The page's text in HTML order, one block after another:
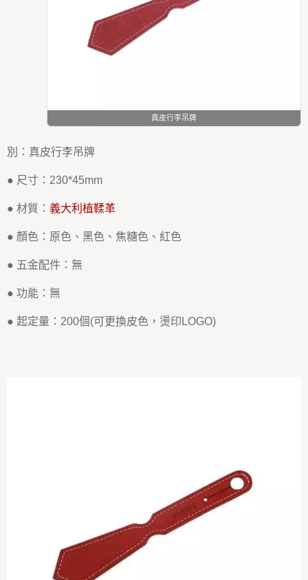
真皮行李吊牌
別：真皮行李吊牌
● 尺寸：230*45mm
● 材質： 義大利植鞣革
● 顏色：原色、黑色、焦糖色、紅色
● 五金配件：無
● 功能：無
● 起定量：200個(可更換皮色，燙印LOGO)